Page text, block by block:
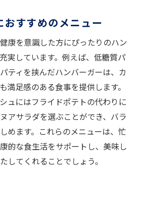
すすめのメニュー
康を意識した方にぴったりのハン
実しています。例えば、低糖質パ
ティを挟んだハンバーガーは、カ
満足感のある食事を提供します。
ュにはフライドポテトの代わりに
アサラダを選ぶことができ、バラ
めます。これらのメニューは、忙
的な食生活をサポートし、美味し
してくれることでしょう。